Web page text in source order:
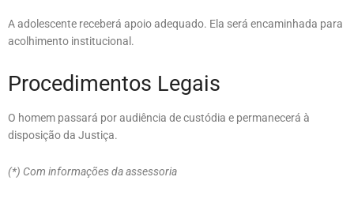
A adolescente receberá apoio adequado. Ela será encaminhada para
acolhimento institucional.
Procedimentos Legais
O homem passará por audiência de custódia e permanecerá à
disposição da Justiça.
(*) Com informações da assessoria